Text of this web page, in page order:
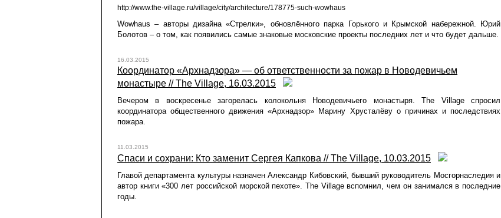
http://www.the-village.ru/village/city/architecture/178775-such-wowhaus
Wowhaus – авторы дизайна «Стрелки», обновлённого парка Горького и Крымской набережной. Юрий
Болотов – о том, как появились самые знаковые московские проекты последних лет и что будет дальше.
16.03.2015
Координатор «Архнадзора» — об ответственности за пожар в Новодевичьем
монастыре // The Village, 16.03.2015
Вечером в воскресенье загорелась колокольня Новодевичьего монастыря. The Village спросил
координатора общественного движения «Архнадзор» Марину Хрусталёву о причинах и последствиях
пожара.
11.03.2015
Спаси и сохрани: Кто заменит Сергея Капкова // The Village, 10.03.2015
Главой департамента культуры назначен Александр Кибовский, бывший руководитель Мосгорнаследия и
автор книги «300 лет российской морской пехоте». The Village вспомнил, чем он занимался в последние
годы.